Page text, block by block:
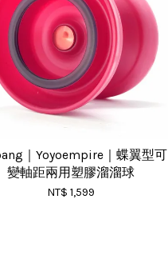
｜Yoyoempire｜蝶翼型可
變軸距兩用塑膠溜溜球
NT$ 1,599